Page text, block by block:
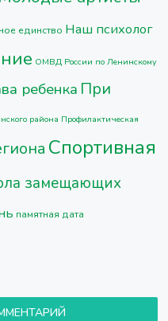
единство Наш психолог
ОМВД России по Ленинскому
ребенка При
района Профилактическая
Спортивная
замещающих
памятная дата